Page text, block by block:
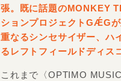
張。既に話題のMONKEY
ションプロジェクトGǼG
重なるシンセサイザー、ハ
るレフトフィールドディス
これまで〈OPTIMO